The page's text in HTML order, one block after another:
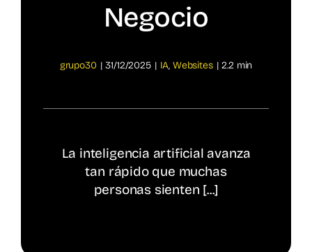
Negocio
grupo30 | 31/12/2025 | IA, Websites | 2.2 min
La inteligencia artificial avanza
tan rápido que muchas
personas sienten [...]